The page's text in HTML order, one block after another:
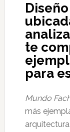
te
para
Mundo
más